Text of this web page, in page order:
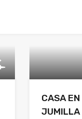
CASA
JUMILLA